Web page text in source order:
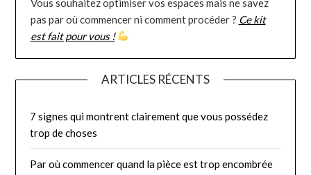
pas par où commencer ni comment procéder ? Ce kit
est fait pour vous !
ARTICLES RÉCENTS
7 signes qui montrent clairement que vous possédez
trop de choses
Par où commencer quand la pièce est trop encombrée